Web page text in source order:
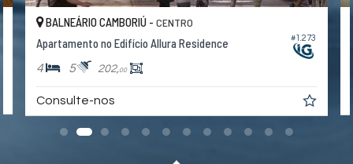
#1.273
BALNEÁRIO CAMBORIÚ -CENTRO
Apartamento no Edifício Allura Residence
4 5 202,00
Consulte-nos